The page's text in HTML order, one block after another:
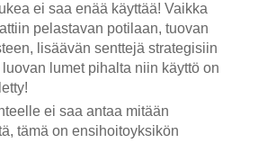
ei saa enää käyttää! Vaikka
pelastavan potilaan, tuovan
lisäävän senttejä strategisiin
lumet pihalta niin käyttö on
ei saa antaa mitään
tämä on ensihoitoyksikön